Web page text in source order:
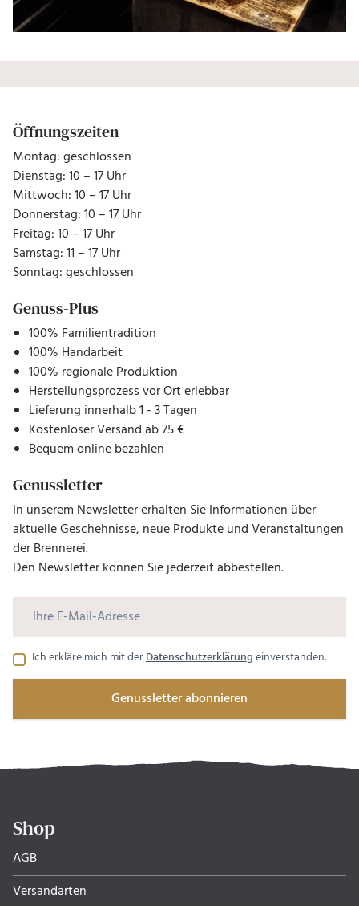
Öffnungszeiten
Montag: geschlossen
Dienstag: 10 – 17 Uhr
Mittwoch: 10 – 17 Uhr
Donnerstag: 10 – 17 Uhr
Freitag: 10 – 17 Uhr
Samstag: 11 – 17 Uhr
Sonntag: geschlossen
Genuss-Plus
100% Familientradition
100% Handarbeit
100% regionale Produktion
Herstellungsprozess vor Ort erlebbar
Lieferung innerhalb 1 - 3 Tagen
Kostenloser Versand ab 75 €
Bequem online bezahlen
Genussletter
In unserem Newsletter erhalten Sie Informationen über
aktuelle Geschehnisse, neue Produkte und Veranstaltungen
der Brennerei.
Den Newsletter können Sie jederzeit abbestellen.
Ich erkläre mich mit derDatenschutzerklärungeinverstanden.
Genussletter abonnieren
Shop
AGB
Versandarten